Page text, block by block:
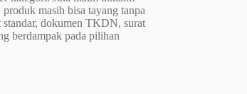
masih bisa tayang tanpa
standar, dokumen TKDN, surat
berdampak pada pilihan